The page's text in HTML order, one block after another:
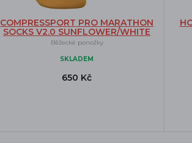
COMPRESSPORT PRO MARATHON
SOCKS V2.0 SUNFLOWER/WHITE
Běžecké ponožky
SKLADEM
650 Kč